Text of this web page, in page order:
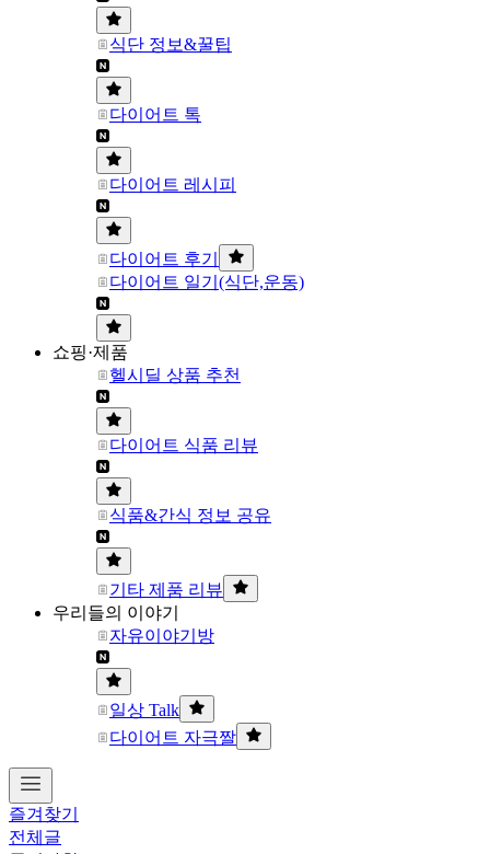
식단 정보&꿀팁
다이어트 톡
다이어트 레시피
다이어트 후기
다이어트 일기(식단,운동)
쇼핑·제품
헬시딜 상품 추천
다이어트 식품 리뷰
식품&간식 정보 공유
기타 제품 리뷰
우리들의 이야기
자유이야기방
일상 Talk
다이어트 자극짤
즐겨찾기
전체글